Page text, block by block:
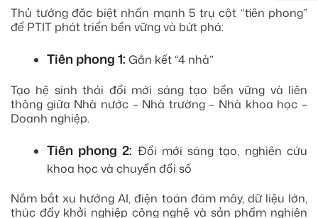
Thủ tướng đặc biệt nhấn mạnh 5 trụ cột “tiên phong”
để PTIT phát triển bền vững và bứt phá:
Tiên phong 1: Gắn kết “4 nhà”
Tạo hệ sinh thái đổi mới sáng tạo bền vững và liên
thông giữa Nhà nước – Nhà trường – Nhà khoa học –
Doanh nghiệp.
Tiên phong 2: Đổi mới sáng tạo, nghiên cứu
khoa học và chuyển đổi số
Nắm bắt xu hướng AI, điện toán đám mây, dữ liệu lớn,
thúc đẩy khởi nghiệp công nghệ và sản phẩm nghiên